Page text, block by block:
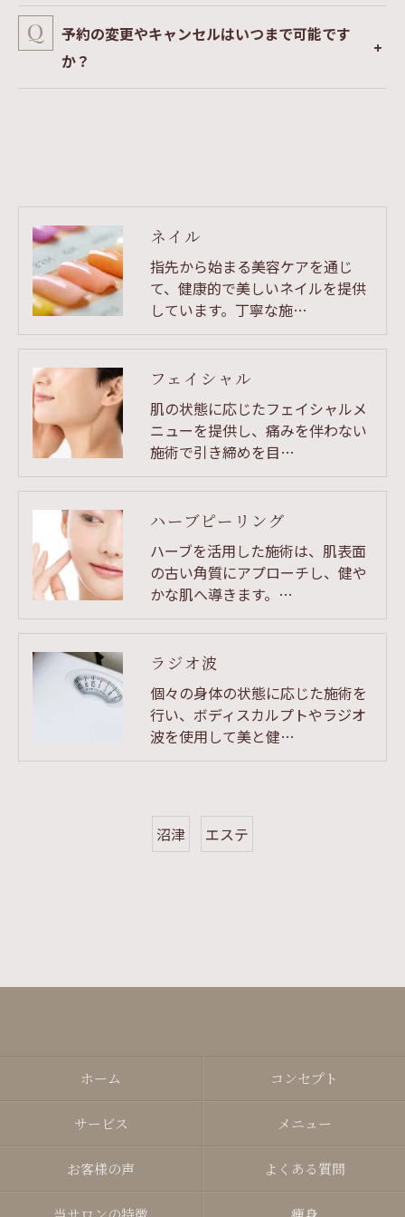
予約の変更やキャンセルはいつまで可能です
か？
ネイル
指先から始まる美容ケアを通じ
て、健康的で美しいネイルを提供
しています。丁寧な施…
フェイシャル
肌の状態に応じたフェイシャルメ
ニューを提供し、痛みを伴わない
施術で引き締めを目…
ハーブピーリング
ハーブを活用した施術は、肌表面
の古い角質にアプローチし、健や
かな肌へ導きます。…
ラジオ波
個々の身体の状態に応じた施術を
行い、ボディスカルプトやラジオ
波を使用して美と健…
沼津 エステ
ホーム コンセプト
サービス メニュー
お客様の声 よくある質問